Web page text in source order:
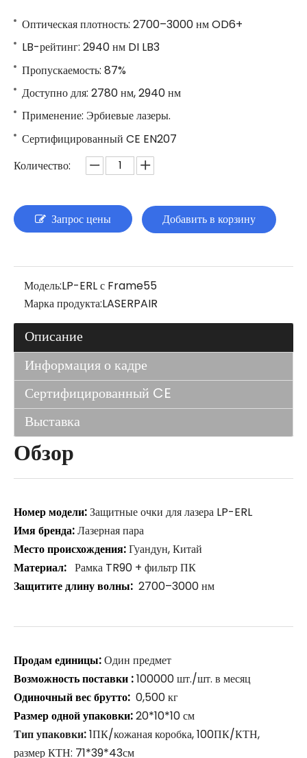
Оптическая плотность: 2700–3000 нм OD6+
LB-рейтинг: 2940 нм DI LB3
Пропускаемость: 87%
Доступно для: 2780 нм, 2940 нм
Применение: Эрбиевые лазеры.
Сертифицированный CE EN207
Количество:
Запрос цены Добавить в корзину
Модель:LP-ERL с Frame55
Марка продукта:LASERPAIR
Описание
Информация о кадре
Сертифицированный CE
Выставка
Обзор
Номер модели:Защитные очки для лазера LP-ERL
Имя бренда:Лазерная пара
Место происхождения:Гуандун, Китай
Материал: Рамка TR90 + фильтр ПК
Защитите длину волны: 2700–3000 нм
Продам единицы:Один предмет
Возможность поставки :100000 шт./шт. в месяц
Одиночный вес брутто: 0,500 кг
Размер одной упаковки:20*10*10 см
Тип упаковки:1ПК/кожаная коробка, 100ПК/КТН,
размер КТН: 71*39*43см